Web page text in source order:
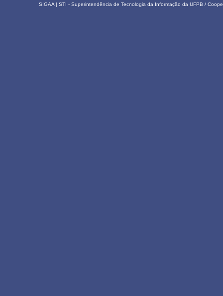
SIGAA | STI - Superintendência de Tecnologia da Informação da UFPB /